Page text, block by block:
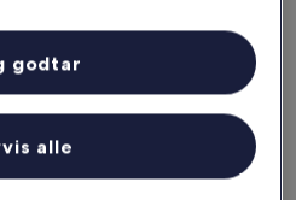
hoteller i appen.
oppdatert
din selv uten wi-fi.
alle
godtar